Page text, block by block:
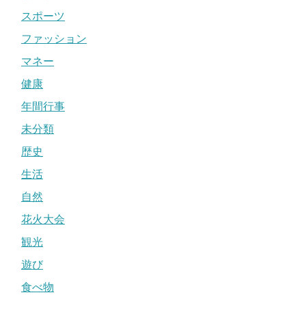
スポーツ
ファッション
マネー
健康
年間行事
未分類
歴史
生活
自然
花火大会
観光
遊び
食べ物